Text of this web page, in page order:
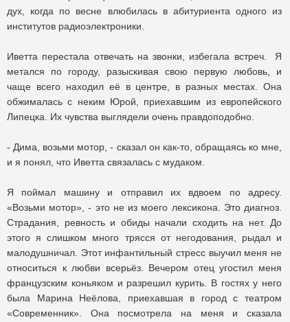
дух, когда по весне влюбилась в абитуриента одного из
институтов радиоэлектроники.
Иветта перестала отвечать на звонки, избегала встреч. Я
метался по городу, разыскивая свою первую любовь, и
чаще всего находил её в центре, в разных местах. Она
обжималась с неким Юрой, приехавшим из европейского
Липецка. Их чувства выглядели очень правдоподобно.
- Дима, возьми мотор, - сказал он как-то, обращаясь ко мне,
и я понял, что Иветта связалась с мудаком.
Я поймал машину и отправил их вдвоем по адресу.
«Возьми мотор», - это не из моего лексикона. Это диагноз.
Страдания, ревность и обиды начали сходить на нет. До
этого я слишком много трясся от негодования, рыдал и
малодушничал. Этот инфантильный стресс выучил меня не
относиться к любви всерьёз. Вечером отец угостил меня
французским коньяком и разрешил курить. В гостях у него
была Марина Неёлова, приехавшая в город с театром
«Современник». Она посмотрела на меня и сказала